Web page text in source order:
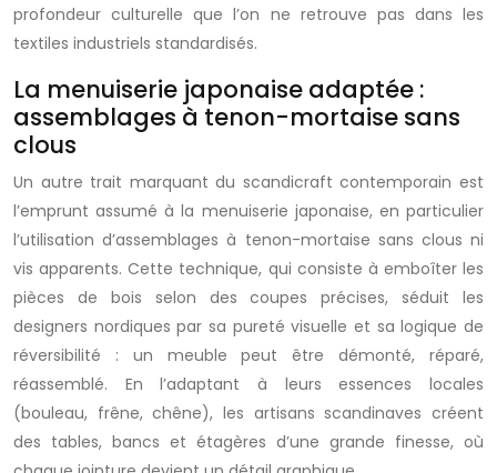
profondeur culturelle que l’on ne retrouve pas dans les
textiles industriels standardisés.
La menuiserie japonaise adaptée :
assemblages à tenon-mortaise sans
clous
Un autre trait marquant du scandicraft contemporain est
l’emprunt assumé à la menuiserie japonaise, en particulier
l’utilisation d’assemblages à tenon-mortaise sans clous ni
vis apparents. Cette technique, qui consiste à emboîter les
pièces de bois selon des coupes précises, séduit les
designers nordiques par sa pureté visuelle et sa logique de
réversibilité : un meuble peut être démonté, réparé,
réassemblé. En l’adaptant à leurs essences locales
(bouleau, frêne, chêne), les artisans scandinaves créent
des tables, bancs et étagères d’une grande finesse, où